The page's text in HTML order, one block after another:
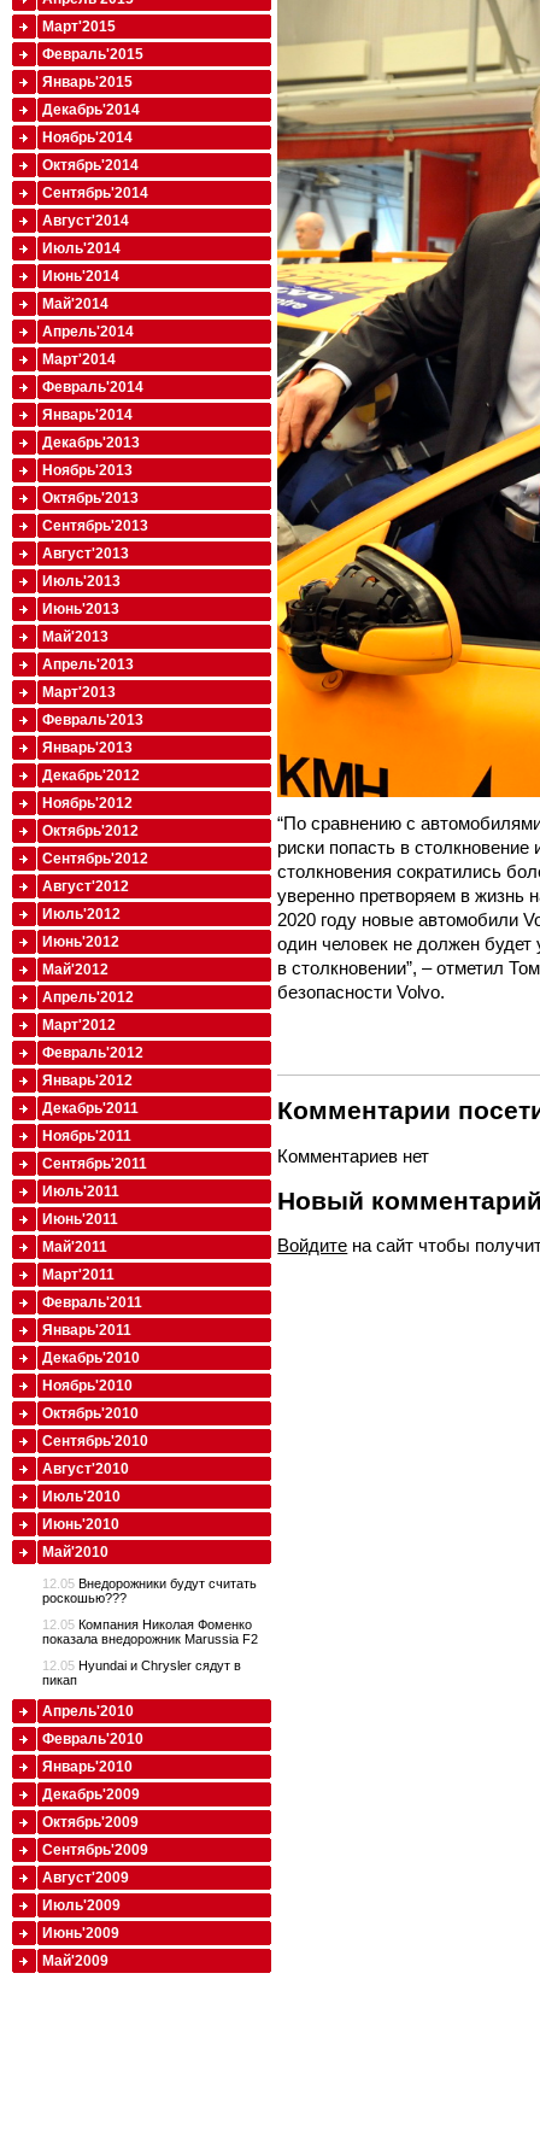
“По сравнению с
риски попасть в
столкновения сократились
уверенно претворяем в жизнь
2020 году новые автомобили
один человек не должен
в столкновении”, – отметил
безопасности Volvo.
Комментарии
Комментариев нет
Новый
Войдите на сайт чтобы
Март'2015
Февраль'2015
Январь'2015
Декабрь'2014
Ноябрь'2014
Октябрь'2014
Сентябрь'2014
Август'2014
Июль'2014
Июнь'2014
Май'2014
Апрель'2014
Март'2014
Февраль'2014
Январь'2014
Декабрь'2013
Ноябрь'2013
Октябрь'2013
Сентябрь'2013
Август'2013
Июль'2013
Июнь'2013
Май'2013
Апрель'2013
Март'2013
Февраль'2013
Январь'2013
Декабрь'2012
Ноябрь'2012
Октябрь'2012
Сентябрь'2012
Август'2012
Июль'2012
Июнь'2012
Май'2012
Апрель'2012
Март'2012
Февраль'2012
Январь'2012
Декабрь'2011
Ноябрь'2011
Сентябрь'2011
Июль'2011
Июнь'2011
Май'2011
Март'2011
Февраль'2011
Январь'2011
Декабрь'2010
Ноябрь'2010
Октябрь'2010
Сентябрь'2010
Август'2010
Июль'2010
Июнь'2010
Май'2010
12.05 Внедорожники будут считать
роскошью???
12.05 Компания Николая Фоменко
показала внедорожник Marussia F2
12.05 Hyundai и Chrysler сядут в
пикап
Апрель'2010
Февраль'2010
Январь'2010
Декабрь'2009
Октябрь'2009
Сентябрь'2009
Август'2009
Июль'2009
Июнь'2009
Май'2009